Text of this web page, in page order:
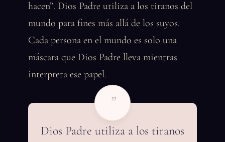
hacen”. Dios Padre utiliza a los tiranos del
mundo para fines más allá de los suyos.
Cada persona en el mundo es solo una
máscara que Dios Padre lleva mientras
interpreta ese papel.
”
Dios Padre utiliza a los tiranos